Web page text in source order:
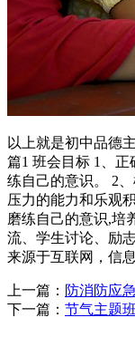
以上就是初中品德
篇1 班会目标 1、
练自己的意识。 2
压力的能力和乐观
磨练自己的意识,培
流、学生讨论、励
来源于互联网，信
上一篇： 防消防应
下一篇： 节气主题